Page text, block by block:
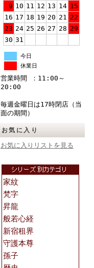
9 10 11 12 13 14 15
16 17 18 19 20 21 22
23 24 25 26 27 28 29
30 31
今日
休業日
営業時間 ：11:00～
20:00
毎週金曜日は17時閉店（当
面の期間）
お気に入り
お気に入りリストを見る